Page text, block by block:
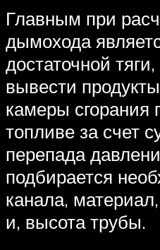
Главным при
дымохода
достаточной
вывести
камеры сгорания
топливе за счет
перепада
подбирается
канала,
и, высота трубы.